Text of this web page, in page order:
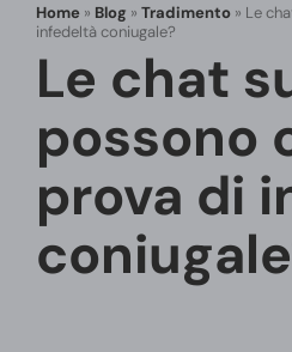
Home » Blog » Tradimento » Le
infedeltà coniugale?
Le chat
possono
prova di